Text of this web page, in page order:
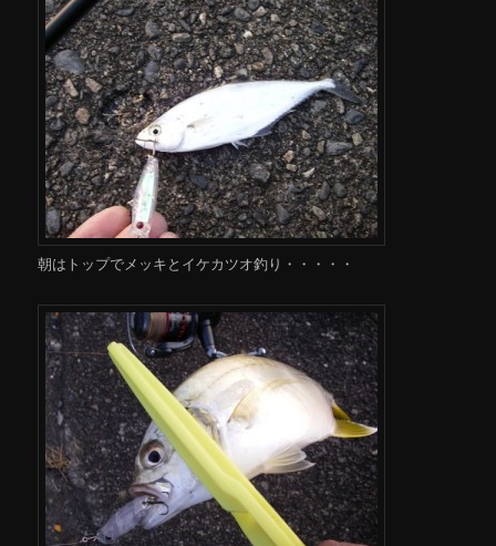
朝はトップでメッキとイケカツオ釣り・・・・・